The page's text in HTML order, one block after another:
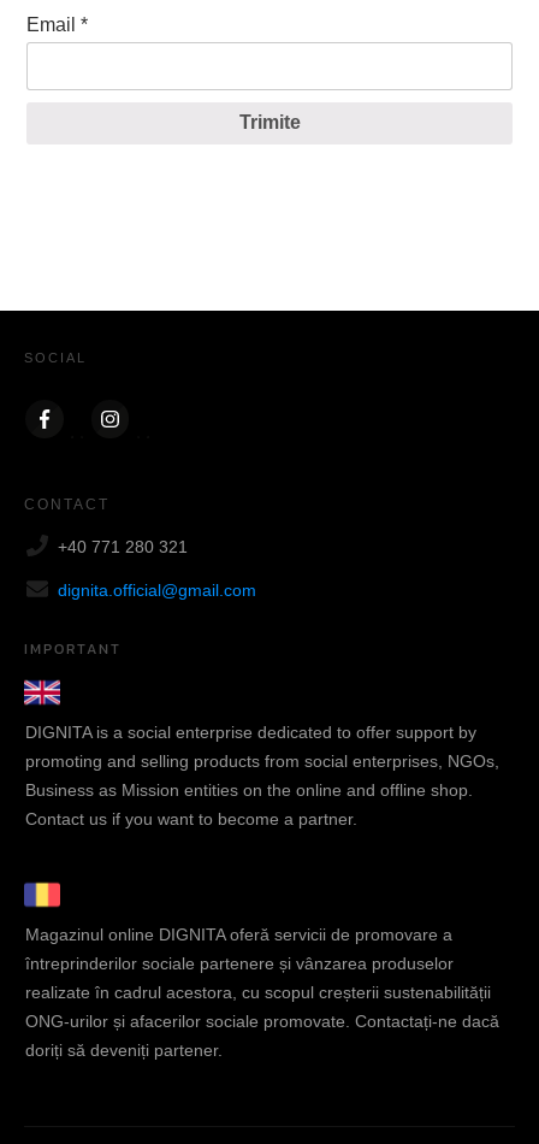
Email *
Trimite
SOCIAL
CONTACT
+40 771 280 321
dignita.official@gmail.com
IMPORTANT
DIGNITA is a social enterprise dedicated to offer support by
promoting and selling products from social enterprises, NGOs,
Business as Mission entities on the online and offline shop.
Contact us if you want to become a partner.
Magazinul online DIGNITA oferă servicii de promovare a
întreprinderilor sociale partenere și vânzarea produselor
realizate în cadrul acestora, cu scopul creșterii sustenabilității
ONG-urilor și afacerilor sociale promovate. Contactați-ne dacă
doriți să deveniți partener.